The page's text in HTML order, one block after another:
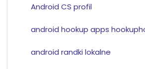
Android CS profil
android hookup apps
android randki lokalne